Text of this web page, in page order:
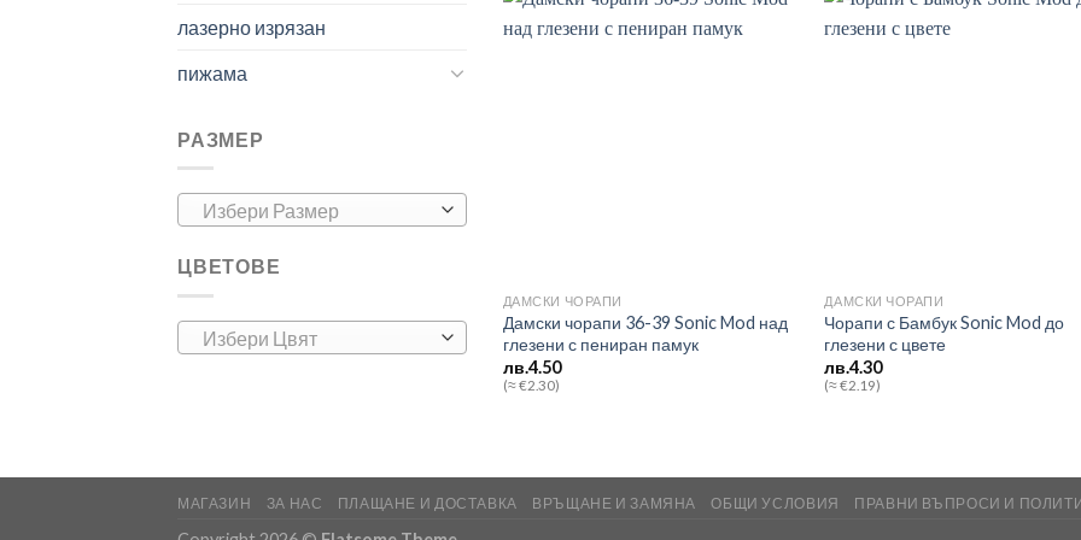
лазерно изрязан
пижама
РАЗМЕР
Избери Размер
ЦВЕТОВЕ
Избери Цвят
ДАМСКИ ЧОРАПИ
Дамски чорапи 36-39 Sonic Mod над
глезени с пениран памук
лв.4.50
(≈ €2.30)
ДАМСКИ ЧОРАПИ
Чорапи с Бамбук Sonic Mod до
глезени с цвете
лв.4.30
(≈ €2.19)
МАГАЗИН ЗА НАС ПЛАЩАНЕ И ДОСТАВКА ВРЪЩАНЕ И ЗАМЯНА ОБЩИ УСЛОВИЯ ПРАВНИ ВЪПРОСИ И